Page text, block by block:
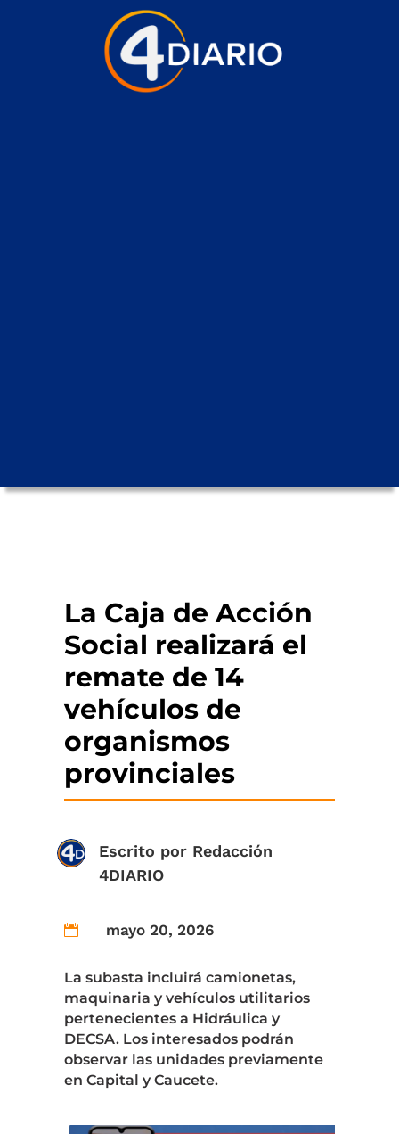
La Caja de Acción
Social realizará el
remate de 14
vehículos de
organismos
provinciales
Escrito por Redacción
4DIARIO
 mayo 20, 2026
La subasta incluirá camionetas,
maquinaria y vehículos utilitarios
pertenecientes a Hidráulica y
DECSA. Los interesados podrán
observar las unidades previamente
en Capital y Caucete.